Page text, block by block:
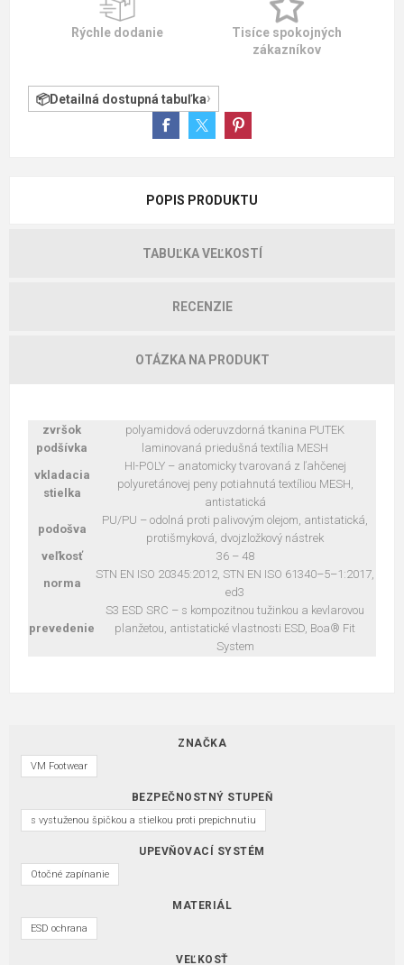
Rýchle dodanie
Tisíce spokojných
zákazníkov
Detailná dostupná tabuľka
POPIS PRODUKTU
TABUĽKA VEĽKOSTÍ
RECENZIE
OTÁZKA NA PRODUKT
zvršok
polyamidová oderuvzdorná tkanina PUTEK
podšívka
laminovaná priedušná textília MESH
vkladacia
stielka
HI-POLY – anatomicky tvarovaná z ľahčenej
polyuretánovej peny potiahnutá textíliou MESH,
antistatická
podošva
PU/PU – odolná proti palivovým olejom, antistatická,
protišmyková, dvojzložkový nástrek
veľkosť
36 – 48
norma
STN EN ISO 20345:2012, STN EN ISO 61340–5–1:2017,
ed3
prevedenie
S3 ESD SRC – s kompozitnou tužinkou a kevlarovou
planžetou, antistatické vlastnosti ESD, Boa® Fit
System
ZNAČKA
VM Footwear
BEZPEČNOSTNÝ STUPEŇ
s vystuženou špičkou a stielkou proti prepichnutiu
UPEVŇOVACÍ SYSTÉM
Otočné zapínanie
MATERIÁL
ESD ochrana
VEĽKOSŤ